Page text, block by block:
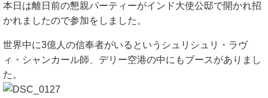
本日は離日前の懇親パーティーがインド大使公邸で開かれ招
かれましたので参加をしました。
世界中に3億人の信奉者がいるというシュリシュリ・ラヴ
ィ・シャンカール師、デリー空港の中にもブースがありまし
た。